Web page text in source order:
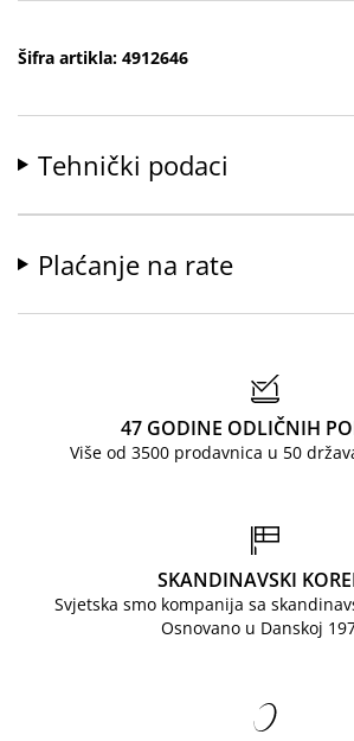
Šifra artikla: 4912646
Tehnički podaci
Plaćanje na rate
47 GODINE ODLIČNIH
Više od 3500 prodavnica u 50
SKANDINAVSKI
Svjetska smo kompanija sa
Osnovano u Danskoj